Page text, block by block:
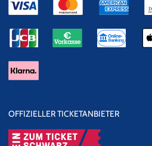
OFFIZIELLER TICKETANBIETER